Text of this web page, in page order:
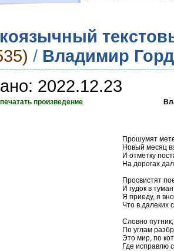
/ Владимир
2022.12.23
произведение
Прошумят
Новый месяц
И отметку
На дорогах
Просвистят
И гудок в
Я приеду, я
Что в далеких
Словно
По углам
Это мир, по
Где исправлю